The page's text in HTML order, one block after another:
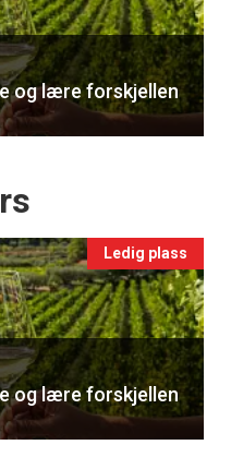
deg
og lære forskjellen
Ledig plass
og lære forskjellen